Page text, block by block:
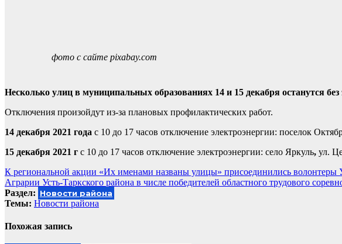
фото с сайте pixabay.com
Несколько улиц в муниципальных образованиях 14 и 15 декабря останутся
Отключения произойдут из-за плановых профилактических работ.
14 декабря 2021 года с 10 до 17 часов отключение электроэнергии: поселок
15 декабря 2021 г с 10 до 17 часов отключение электроэнергии: село Яркуль, ул.
Навигация
по
записям
К региональной акции «Их именами названы улицы» присоединились волонтеры
Аграрии Усть-Таркского района в числе победителей областного трудового
Раздел: Новости района
Темы: Новости района
Похожая запись